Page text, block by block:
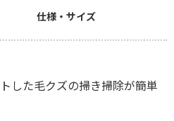
仕様・サイズ
した毛クズの掃き掃除が簡単